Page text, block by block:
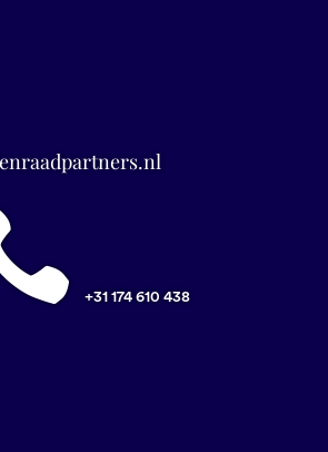
+31 174 610 438